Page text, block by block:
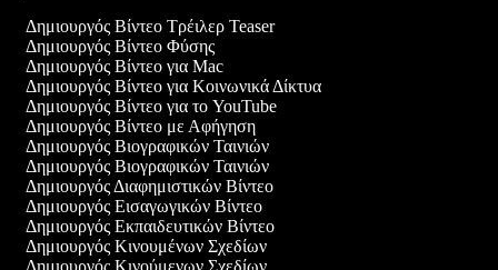
Δημιουργός Βίντεο Τρέιλερ Teaser
Δημιουργός Βίντεο Φύσης
Δημιουργός Βίντεο για Mac
Δημιουργός Βίντεο για Κοινωνικά Δίκτυα
Δημιουργός Βίντεο για το YouTube
Δημιουργός Βίντεο με Αφήγηση
Δημιουργός Βιογραφικών Ταινιών
Δημιουργός Βιογραφικών Ταινιών
Δημιουργός Διαφημιστικών Βίντεο
Δημιουργός Εισαγωγικών Βίντεο
Δημιουργός Εκπαιδευτικών Βίντεο
Δημιουργός Κινουμένων Σχεδίων